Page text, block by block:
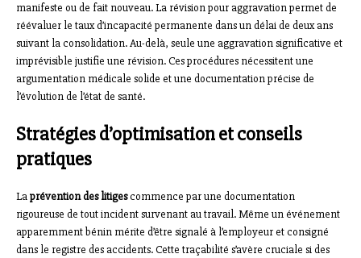
manifeste ou de fait nouveau. La révision pour aggravation permet de
réévaluer le taux d’incapacité permanente dans un délai de deux ans
suivant la consolidation. Au-delà, seule une aggravation significative et
imprévisible justifie une révision. Ces procédures nécessitent une
argumentation médicale solide et une documentation précise de
l’évolution de l’état de santé.
Stratégies d’optimisation et conseils
pratiques
Laprévention des litigescommence par une documentation
rigoureuse de tout incident survenant au travail. Même un événement
apparemment bénin mérite d’être signalé à l’employeur et consigné
dans le registre des accidents. Cette traçabilité s’avère cruciale si des